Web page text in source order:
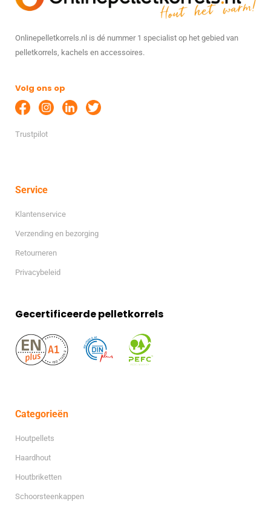
Onlinepelletkorrels.nl is dé nummer 1 specialist op het gebied van
pelletkorrels, kachels en accessoires.
Volg ons op
Trustpilot
Service
Klantenservice
Verzending en bezorging
Retourneren
Privacybeleid
Gecertificeerde pelletkorrels
Categorieën
Houtpellets
Haardhout
Houtbriketten
Schoorsteenkappen